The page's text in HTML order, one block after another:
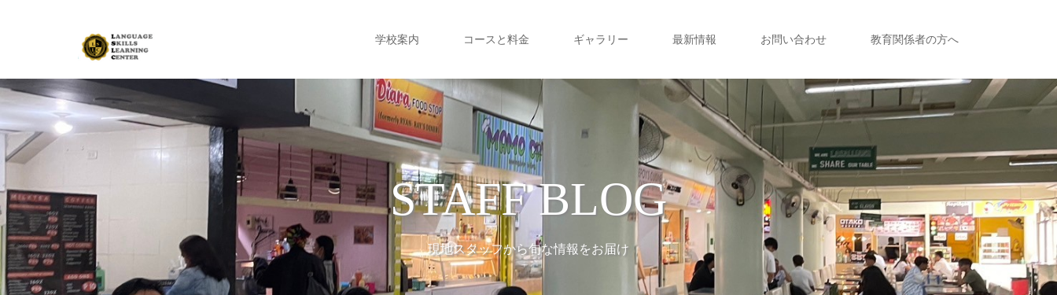
学校案内 コースと料金 ギャラリー 最新情報 お問い合わせ 教育関係者の方へ
STAFF BLOG
現地スタッフから旬な情報をお届け